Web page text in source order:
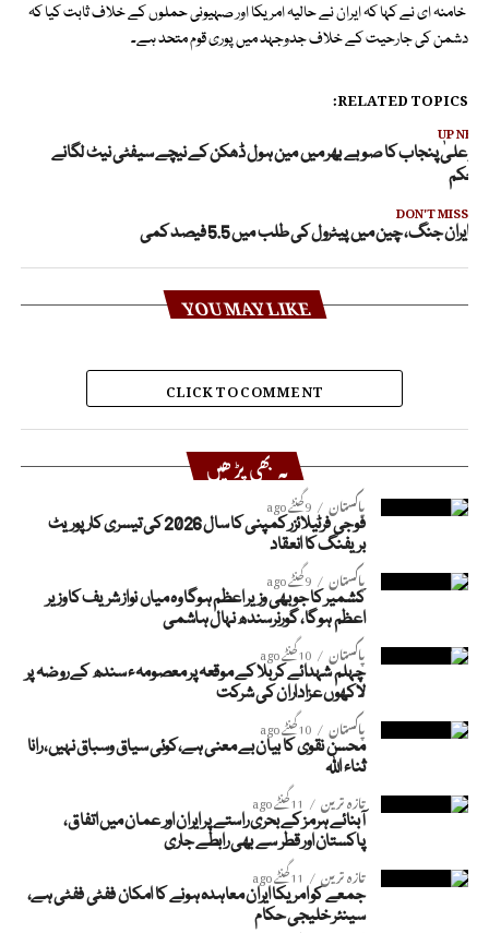
خامنہ ای نے کہا کہ ایران نے حالیہ امریکا اور صہیونی حملوں کے خلاف ثابت کیا کہ
دشمن کی جارحیت کے خلاف جدوجہد میں پوری قوم متحد ہے۔
RELATED TOPICS:
UP
پنجاب کا صوبے بھر میں مین ہول ڈھکن کے نیچے سیفٹی نیٹ لگانے
حکم
DON'T MISS
ایران جنگ، چین میں پیٹرول کی طلب میں 5.5 فیصد کمی
YOU MAY LIKE
CLICK TO COMMENT
یہ بھی پڑھیں
پاکستان 9 گھنٹے ago
فوجی فرٹیلائزر کمپنی کا سال 2026 کی تیسری کارپوریٹ
بریفنگ کا انعقاد
پاکستان 9 گھنٹے ago
کشمیر کا جو بھی وزیر اعظم ہوگا وہ میاں نواز شریف کا وزیر
اعظم ہوگا، گورنرسندھ نہال ہاشمی
پاکستان 10 گھنٹے ago
چہلم شہدائے کربلا کے موقعہ پر معصومہء سندھ کے روضہ پر
لاکھوں عزاداران کی شرکت
پاکستان 10 گھنٹے ago
محسن نقوی کا بیان بے معنی ہے،کوئی سیاق وسباق نہیں، رانا
ثناء اللہ
تازہ ترین 11 گھنٹے ago
آبنائے ہرمز کے بحری راستے پر ایران اور عمان میں اتفاق،
پاکستان اور قطر سے بھی رابطے جاری
تازہ ترین 11 گھنٹے ago
جمعے کو امریکا ایران معاہدہ ہونے کا امکان ففٹی ففٹی ہے،
سینئر خلیجی حکام